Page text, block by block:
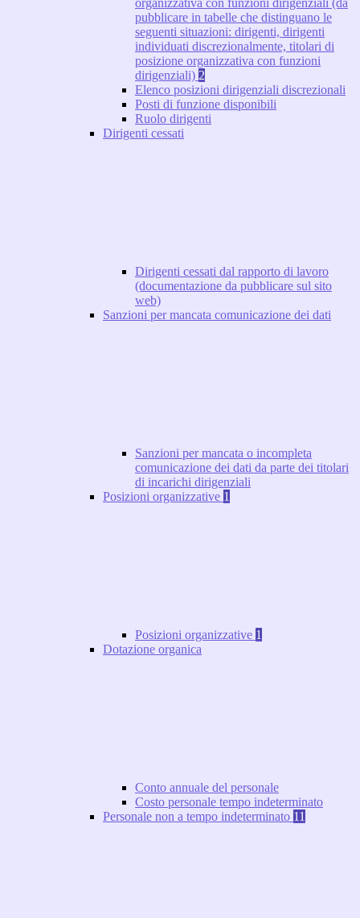
organizzativa con funzioni dirigenziali (da
pubblicare in tabelle che distinguano le
seguenti situazioni: dirigenti, dirigenti
individuati discrezionalmente, titolari di
posizione organizzativa con funzioni
dirigenziali) 2
Elenco posizioni dirigenziali discrezionali
Posti di funzione disponibili
Ruolo dirigenti
Dirigenti cessati
Dirigenti cessati dal rapporto di lavoro
(documentazione da pubblicare sul sito
web)
Sanzioni per mancata comunicazione dei dati
Sanzioni per mancata o incompleta
comunicazione dei dati da parte dei titolari
di incarichi dirigenziali
Posizioni organizzative 1
Posizioni organizzative 1
Dotazione organica
Conto annuale del personale
Costo personale tempo indeterminato
Personale non a tempo indeterminato 11